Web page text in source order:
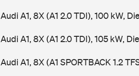
Audi A1, 8X (A1 2.0 TDI), 100 kW,
Audi A1, 8X (A1 2.0 TDI), 105 kW,
Audi A1, 8X (A1 SPORTBACK 1.2